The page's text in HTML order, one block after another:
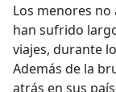
Los menores no
han sufrido
viajes, durante
Además de la
atrás en sus